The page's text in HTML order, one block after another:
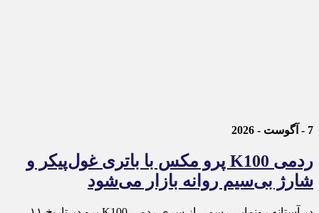
7 - آگوست - 2026
ردمی K100 پرو مکس با باتری غول‌پیکر و
شارژ بی‌سیم روانه بازار می‌شود